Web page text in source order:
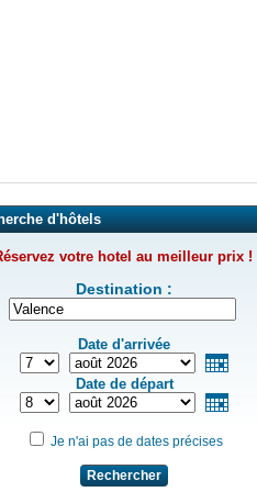
d'hôtels
votre hotel au meilleur prix !
Destination :
Date d'arrivée
Date de départ
Je n'ai pas de dates précises
Rechercher